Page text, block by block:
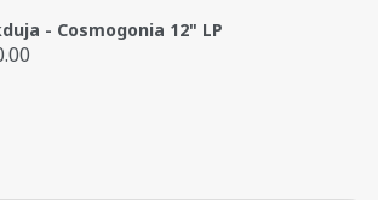
- Cosmogonia 12" LP